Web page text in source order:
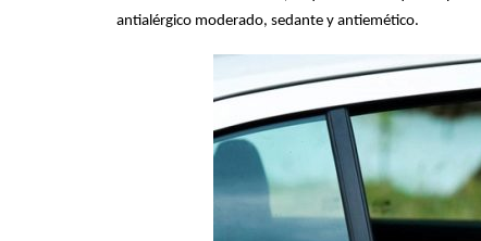
antialérgico moderado, sedante y antiemético.